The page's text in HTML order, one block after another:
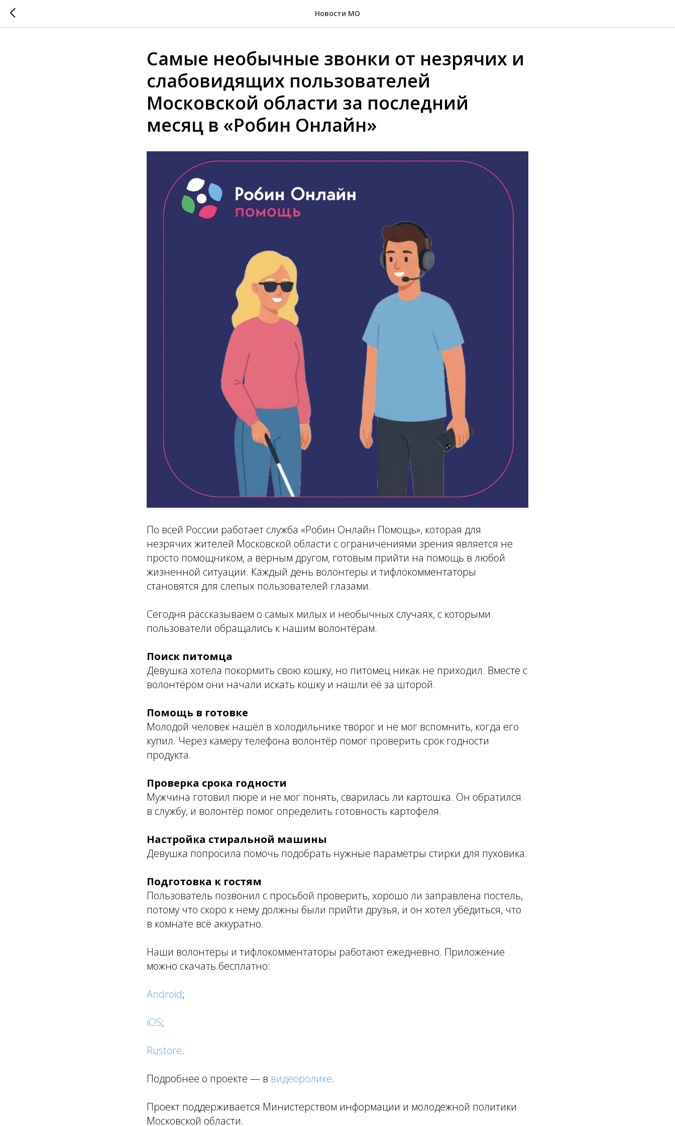
Новости МО
Самые необычные звонки от незрячих и
слабовидящих пользователей
Московской области за последний
месяц в «Робин Онлайн»
По всей России работает служба «Робин Онлайн Помощь», которая для
незрячих жителей Московской области с ограничениями зрения является не
просто помощником, а верным другом, готовым прийти на помощь в любой
жизненной ситуации. Каждый день волонтеры и тифлокомментаторы
становятся для слепых пользователей глазами.
Сегодня рассказываем о самых милых и необычных случаях, с которыми
пользователи обращались к нашим волонтёрам.
Поиск питомца
Девушка хотела покормить свою кошку, но питомец никак не приходил. Вместе с
волонтёром они начали искать кошку и нашли её за шторой.
Помощь в готовке
Молодой человек нашёл в холодильнике творог и не мог вспомнить, когда его
купил. Через камеру телефона волонтёр помог проверить срок годности
продукта.
Проверка срока годности
Мужчина готовил пюре и не мог понять, сварилась ли картошка. Он обратился
в службу, и волонтёр помог определить готовность картофеля.
Настройка стиральной машины
Девушка попросила помочь подобрать нужные параметры стирки для пуховика.
Подготовка к гостям
Пользователь позвонил с просьбой проверить, хорошо ли заправлена постель,
потому что скоро к нему должны были прийти друзья, и он хотел убедиться, что
в комнате всё аккуратно.
Наши волонтеры и тифлокомментаторы работают ежедневно. Приложение
можно скачать бесплатно:
Android;
iOS;
Rustore.
Подробнее о проекте — в видеоролике.
Проект поддерживается Министерством информации и молодежной политики
Московской области.